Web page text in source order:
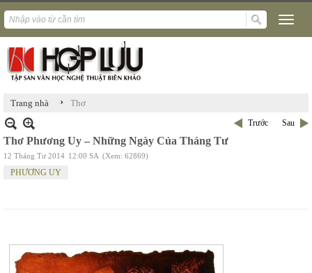
Trang nhà › Thơ
Trước Sau
Thơ Phương Uy – Những Ngày Của Tháng Tư
12 Tháng Tư 2014 12:00 SA (Xem: 62869)
PHƯƠNG UY